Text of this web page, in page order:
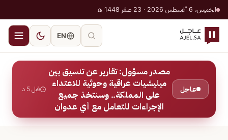
الخميس، 6 أغسطس 2026 · 23 صفر 1448 هـ
EN
عاجل
مصدر مسؤول: تقارير عن تنسيق بين
ميليشيات عراقية وحوثية للاعتداء
على المملكة.. وسنتخذ جميع
الإجراءات للتعامل مع أي عدوان
قبل 5 د